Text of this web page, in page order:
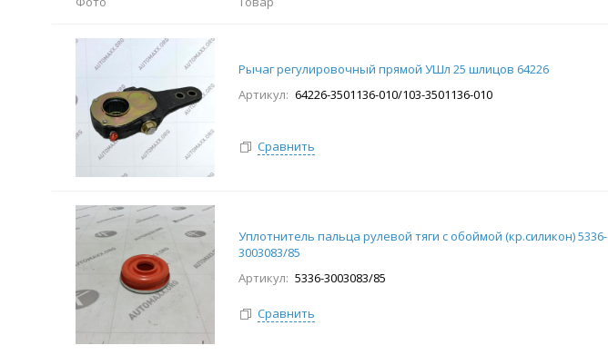
Рычаг регулировочный прямой УШл 25 шлицов 64226
Артикул: 64226-3501136-010/103-3501136-010
Сравнить
Уплотнитель пальца рулевой тяги с обоймой (кр.силикон) 5336-
3003083/85
Артикул: 5336-3003083/85
Сравнить